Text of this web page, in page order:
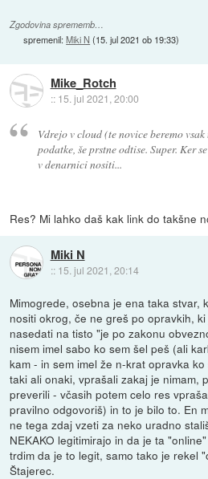
Zgodovina sprememb…
spremenil:Miki N (15. jul 2021 ob 19:33)
Mike_Rotch
:: 15. jul 2021, 20:00
Vdrejo v cloud (te novice beremo
podatke, še prstne odtise. Super. Ker
v denarnici nositi...
Res? Mi lahko daš kak link do takšne
Miki N
:: 15. jul 2021, 20:14
Mimogrede, osebna je ena taka stvar,
nositi okrog, če ne greš po opravkih,
nasedati na tisto "je po zakonu
nisem imel sabo ko sem šel peš (ali
kam - in sem imel že n-krat opravka
taki ali onaki, vprašali zakaj je nimam,
preverili - včasih potem celo res
pravilno odgovoriš) in to je bilo to. En
ne tega zdaj vzeti za neko uradno
NEKAKO legitimirajo in da je ta
trdim da je to legit, samo tako je rekel
Štajerec.